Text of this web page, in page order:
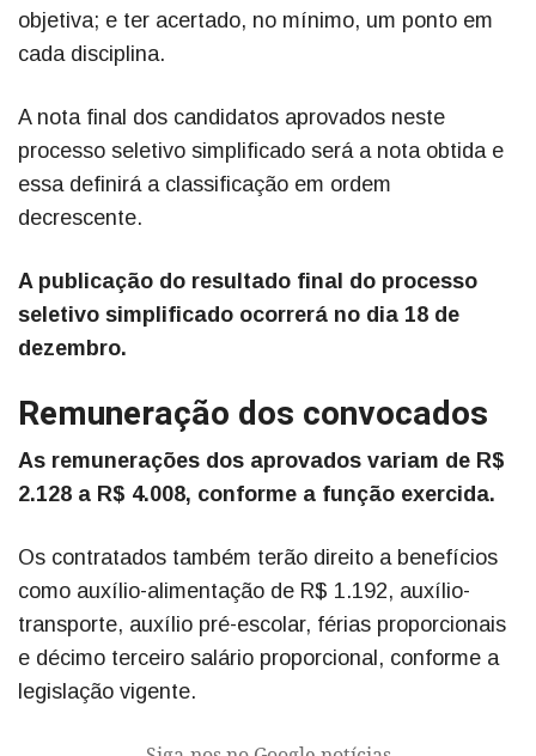
objetiva; e ter acertado, no mínimo, um ponto em
cada disciplina.
A nota final dos candidatos aprovados neste
processo seletivo simplificado será a nota obtida e
essa definirá a classificação em ordem
decrescente.
A publicação do resultado final do processo
seletivo simplificado ocorrerá no dia 18 de
dezembro.
Remuneração dos convocados
As remunerações dos aprovados variam de R$
2.128 a R$ 4.008, conforme a função exercida.
Os contratados também terão direito a benefícios
como auxílio-alimentação de R$ 1.192, auxílio-
transporte, auxílio pré-escolar, férias proporcionais
e décimo terceiro salário proporcional, conforme a
legislação vigente.